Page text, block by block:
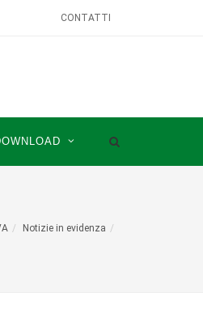
CONTATTI
Notizie in evidenza